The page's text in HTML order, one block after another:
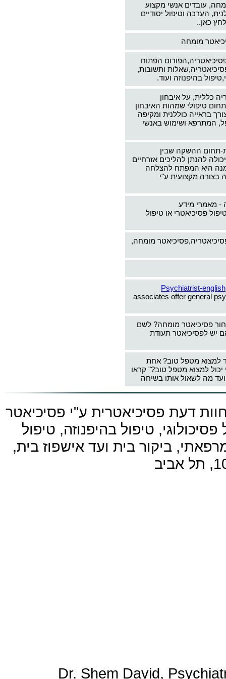
עובדים אנשי מקצוע
הערכה וטיפול יסודיים
כאן..
מומחה
הפתוח
ותשובות,
בהיפנוזה ועוד.
כללית, על איבחון
טיפולי שמהות האיבחון
בראייה כוללנית ומקיפה
המתרפא ושימוש באנשי
תחום ההשקה שבין
להנתן להליכים אזרחיים
היא המפתח להצלחה
בצורה מקצועית ע"י
- מאמרי מידע
פסיכיאטרי או טיפול
מומחה,
Psychiatrist-english
associates offer general
פסיכיאטר מומחה? לשם
יש לפסיכיאטר תעודת
למצוא מטפל טוב? אחת
למצוא מטפל טוב?" קראו
מה לשאול אותו בשיחה
דעת פסיכיאטרית ע"י פסיכיאטר
טיפול בהיפנוזה, טיפול
ביקור בית ועד אישפוז בית,
Dr. Shem David,